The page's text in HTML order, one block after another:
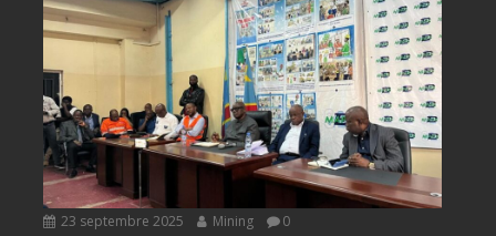
23 septembre 2025 Mining 0